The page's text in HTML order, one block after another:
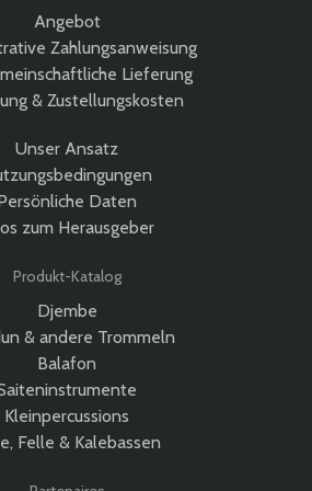
Angebot
Zahlungsanweisung
Lieferung
& Zustellungskosten
Unser Ansatz
Daten
zum Herausgeber
Produkt-Katalog
Djembe
& andere Trommeln
Balafon
Kleinpercussions
Felle & Kalebassen